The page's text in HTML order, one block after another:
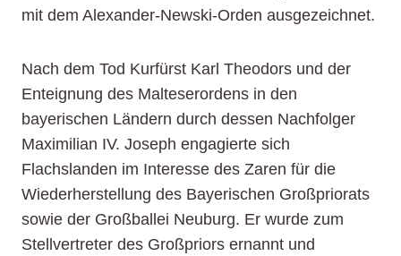
mit dem Alexander-Newski-Orden ausgezeichnet.
Nach dem Tod Kurfürst Karl Theodors und der
Enteignung des Malteserordens in den
bayerischen Ländern durch dessen Nachfolger
Maximilian IV. Joseph engagierte sich
Flachslanden im Interesse des Zaren für die
Wiederherstellung des Bayerischen Großpriorats
sowie der Großballei Neuburg. Er wurde zum
Stellvertreter des Großpriors ernannt und